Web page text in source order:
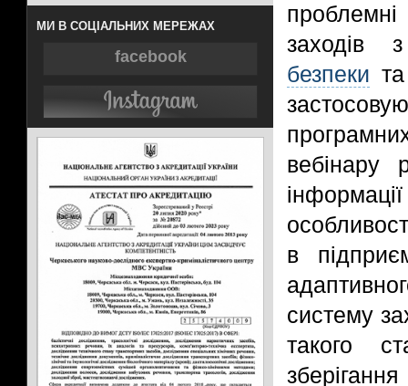
МИ В СОЦІАЛЬНИХ МЕРЕЖАХ
facebook
заходів
безпеки
вебінару
в
систему
такого